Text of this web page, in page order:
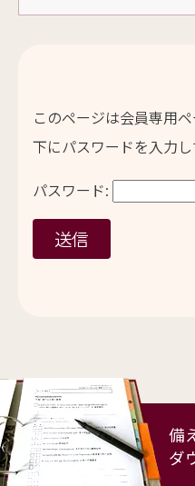
このページは会員専用
下にパスワードを入力し
パスワード:
備
ダ